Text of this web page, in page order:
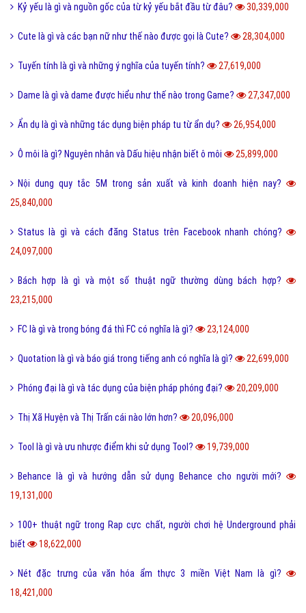
Kỷ yếu là gì và nguồn gốc của từ kỷ yếu bắt đầu từ đâu? 30,339,000
Cute là gì và các bạn nữ như thế nào được gọi là Cute? 28,304,000
Tuyến tính là gì và những ý nghĩa của tuyến tính? 27,619,000
Dame là gì và dame được hiểu như thế nào trong Game? 27,347,000
Ẩn dụ là gì và những tác dụng biện pháp tu từ ẩn dụ? 26,954,000
Ô môi là gì? Nguyên nhân và Dấu hiệu nhận biết ô môi 25,899,000
Nội dung quy tắc 5M trong sản xuất và kinh doanh hiện nay?
25,840,000
Status là gì và cách đăng Status trên Facebook nhanh chóng?
24,097,000
Bách hợp là gì và một số thuật ngữ thường dùng bách hợp?
23,215,000
FC là gì và trong bóng đá thì FC có nghĩa là gì? 23,124,000
Quotation là gì và báo giá trong tiếng anh có nghĩa là gì? 22,699,000
Phóng đại là gì và tác dụng của biện pháp phóng đại? 20,209,000
Thị Xã Huyện và Thị Trấn cái nào lớn hơn? 20,096,000
Tool là gì và ưu nhược điểm khi sử dụng Tool? 19,739,000
Behance là gì và hướng dẫn sử dụng Behance cho người mới?
19,131,000
100+ thuật ngữ trong Rap cực chất, người chơi hệ Underground phải
biết
18,622,000
Nét đặc trưng của văn hóa ẩm thực 3 miền Việt Nam là gì?
18,421,000